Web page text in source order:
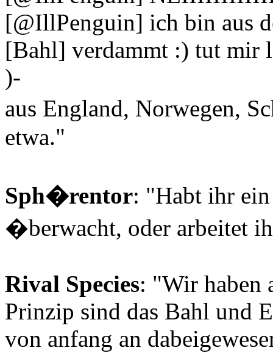
[@IllPenguin] ich bin aus
[Bahl] verdammt :) tut mir
)-
aus England, Norwegen,
etwa."
Sph�rentor: "Habt ihr
�berwacht, oder arbeitet
Rival Species: "Wir haben
Prinzip sind das Bahl und
von anfang an